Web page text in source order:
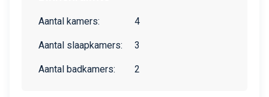
Aantal kamers: 4
Aantal slaapkamers: 3
Aantal badkamers: 2